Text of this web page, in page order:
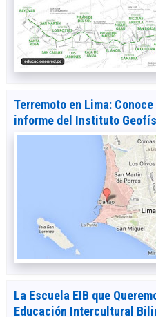
Terremoto en Lima:
informe del Instituto
La Escuela EIB que
Educación Intercultural